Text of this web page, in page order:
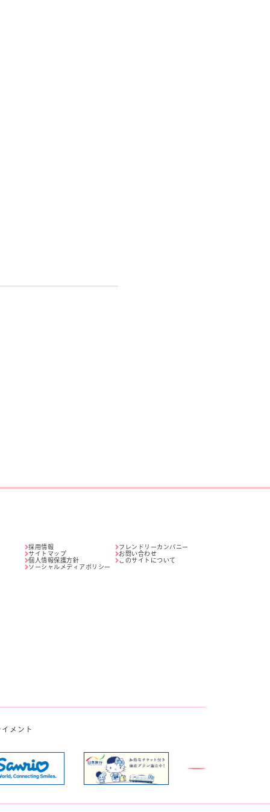
採用情報
フレンドリーカンパニー
サイトマップ
お問い合わせ
個人情報保護方針
このサイトについて
ソーシャルメディアポリシー
メント